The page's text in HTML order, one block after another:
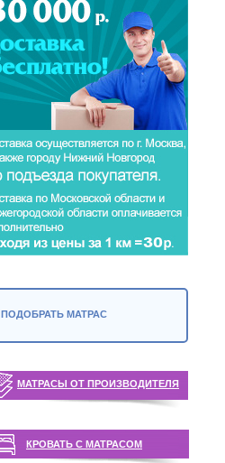
ПОДОБРАТЬ МАТРАС
МАТРАСЫ ОТ ПРОИЗВОДИТЕЛЯ
КРОВАТЬ С МАТРАСОМ